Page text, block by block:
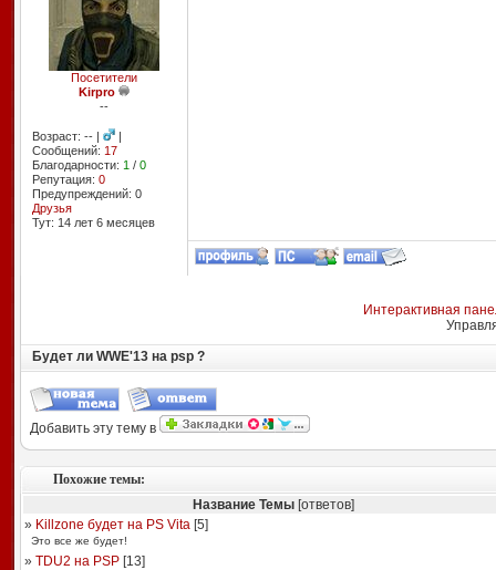
Посетители
Kirpro
--
Возраст: -- |
|
Сообщений: 17
Благодарности: 1 / 0
Репутация: 0
Предупреждений: 0
Друзья
Тут: 14 лет 6 месяцев
Интерактивная
Будет ли WWE'13 на psp ?
Добавить эту тему в
Похожие темы:
Название Темы[ответов]
» Killzone будет на PS Vita[5]
Это все же будет!
» TDU2 на PSP[13]